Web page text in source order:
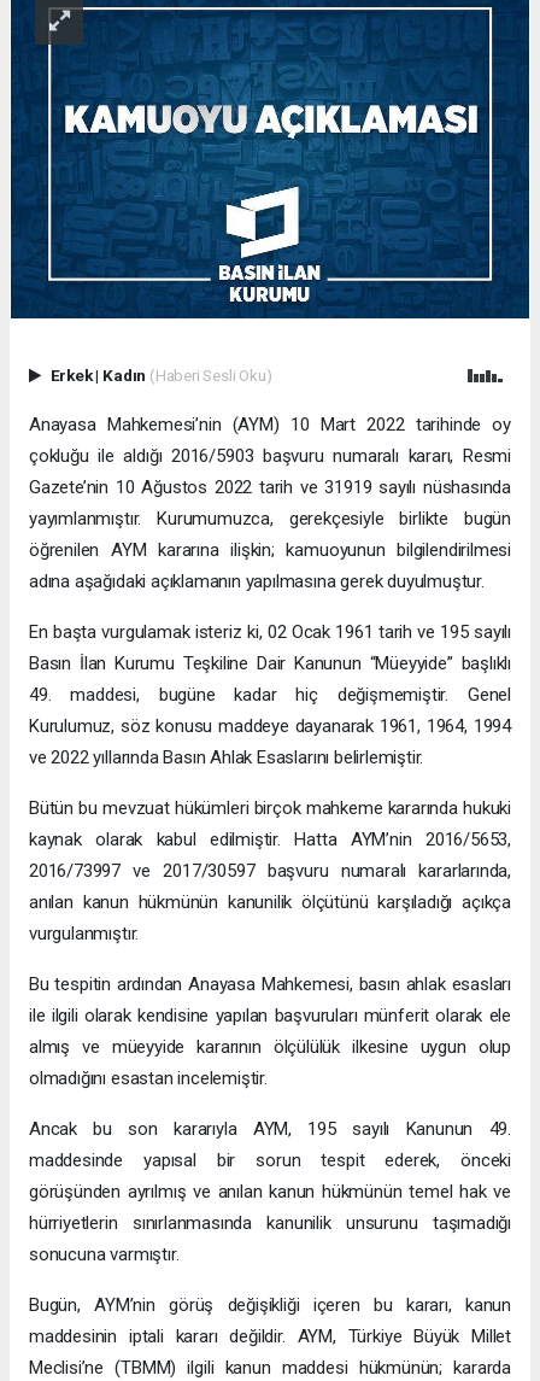
Erkek| Kadın (Haberi Sesli Oku)
Anayasa Mahkemesi’nin (AYM) 10 Mart 2022 tarihinde oy
çokluğu ile aldığı 2016/5903 başvuru numaralı kararı, Resmi
Gazete’nin 10 Ağustos 2022 tarih ve 31919 sayılı nüshasında
yayımlanmıştır. Kurumumuzca, gerekçesiyle birlikte bugün
öğrenilen AYM kararına ilişkin; kamuoyunun bilgilendirilmesi
adına aşağıdaki açıklamanın yapılmasına gerek duyulmuştur.
En başta vurgulamak isteriz ki, 02 Ocak 1961 tarih ve 195 sayılı
Basın İlan Kurumu Teşkiline Dair Kanunun “Müeyyide” başlıklı
49. maddesi, bugüne kadar hiç değişmemiştir. Genel
Kurulumuz, söz konusu maddeye dayanarak 1961, 1964, 1994
ve 2022 yıllarında Basın Ahlak Esaslarını belirlemiştir.
Bütün bu mevzuat hükümleri birçok mahkeme kararında hukuki
kaynak olarak kabul edilmiştir. Hatta AYM’nin 2016/5653,
2016/73997 ve 2017/30597 başvuru numaralı kararlarında,
anılan kanun hükmünün kanunilik ölçütünü karşıladığı açıkça
vurgulanmıştır.
Bu tespitin ardından Anayasa Mahkemesi, basın ahlak esasları
ile ilgili olarak kendisine yapılan başvuruları münferit olarak ele
almış ve müeyyide kararının ölçülülük ilkesine uygun olup
olmadığını esastan incelemiştir.
Ancak bu son kararıyla AYM, 195 sayılı Kanunun 49.
maddesinde yapısal bir sorun tespit ederek, önceki
görüşünden ayrılmış ve anılan kanun hükmünün temel hak ve
hürriyetlerin sınırlanmasında kanunilik unsurunu taşımadığı
sonucuna varmıştır.
Bugün, AYM’nin görüş değişikliği içeren bu kararı, kanun
maddesinin iptali kararı değildir. AYM, Türkiye Büyük Millet
Meclisi’ne (TBMM) ilgili kanun maddesi hükmünün; kararda